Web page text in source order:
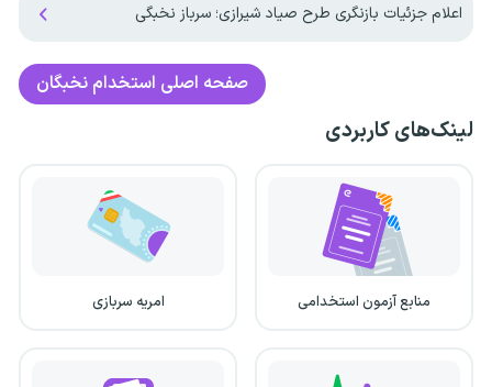
اعلام جزئیات بازنگری طرح صیاد شیرازی؛ سرباز نخبگی
صفحه اصلی استخدام نخبگان
لینک‌های کاربردی
منابع آزمون استخدامی امریه سربازی